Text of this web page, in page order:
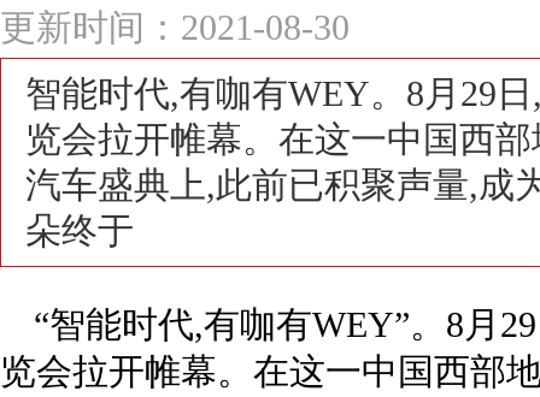
更新时间：2021-08-30
智能时代,有咖有WEY。8月29
览会拉开帷幕。在这一中国西
汽车盛典上,此前已积聚声量,成
朵终于
“智能时代,有咖有WEY”。8月
览会拉开帷幕。在这一中国西部